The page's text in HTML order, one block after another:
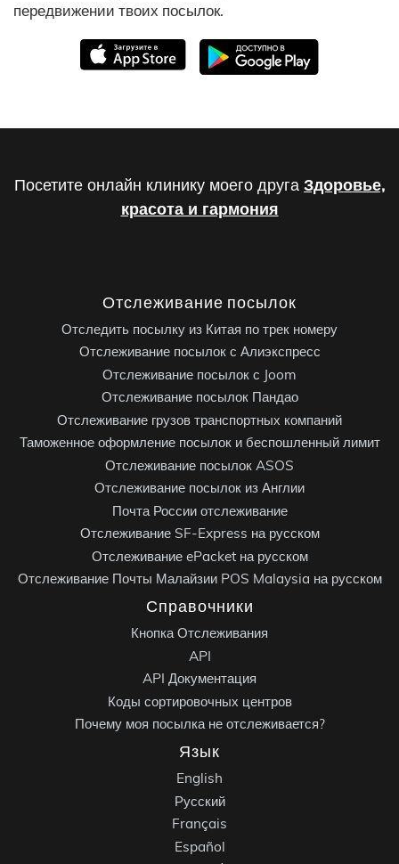
передвижении твоих посылок.
Посетите онлайн клинику моего друга Здоровье,
красота и гармония
Отслеживание посылок
Отследить посылку из Китая по трек номеру
Отслеживание посылок с Алиэкспресс
Отслеживание посылок с Joom
Отслеживание посылок Пандао
Отслеживание грузов транспортных компаний
Таможенное оформление посылок и беспошленный лимит
Отслеживание посылок ASOS
Отслеживание посылок из Англии
Почта России отслеживание
Отслеживание SF-Express на русском
Отслеживание ePacket на русском
Отслеживание Почты Малайзии POS Malaysia на русском
Справочники
Кнопка Отслеживания
API
API Документация
Коды сортировочных центров
Почему моя посылка не отслеживается?
Язык
English
Русский
Français
Español